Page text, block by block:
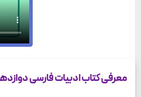
معرفی کتاب ادبیات فارسی